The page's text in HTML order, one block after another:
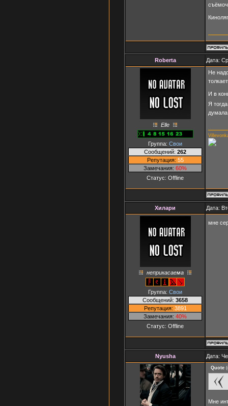
Roberta Дата:
Elle
Группа: Свои
Сообщений: 262
Репутация: 55
Замечания: 60%
Статус: Offline
Не
И в
Я
Хилари Дата:
неприкасаема
Группа: Свои
Сообщений: 3658
Репутация: 3891
Замечания: 40%
Статус: Offline
мне
Nyusha Дата:
Quote (
Мне